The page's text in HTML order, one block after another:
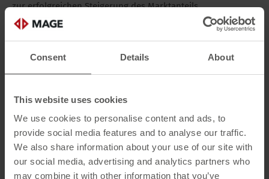
Consent Details About
This website uses cookies
We use cookies to personalise content and ads, to
provide social media features and to analyse our traffic.
We also share information about your use of our site with
our social media, advertising and analytics partners who
may combine it with other information that you’ve
zur erfolgreichen Steigerung des Marktanteils
Ihr Profil
Ausbildung
• Idealerweise mehrjährige Vertriebserfahrung in der
Baubranche
• Begeisterungsfähigkeit, Kundenorientierung und